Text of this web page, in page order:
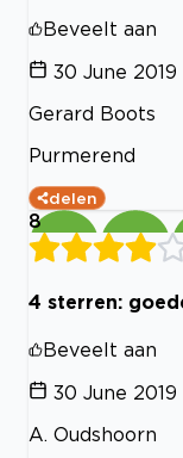
Beveelt aan
30 June 2019
Gerard Boots
Purmerend
delen
8
4 sterren:
Beveelt aan
30 June 2019
A. Oudshoorn